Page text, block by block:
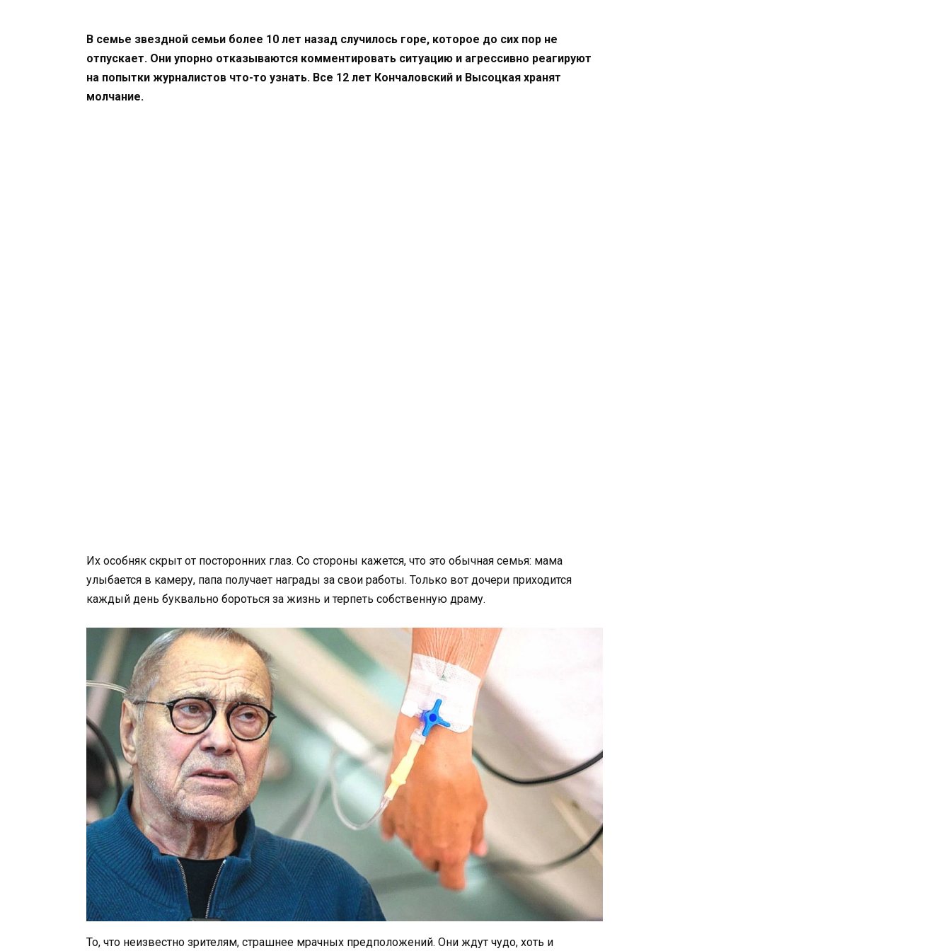
В семье звездной семьи более 10 лет назад случилось горе, которое до сих пор не
отпускает. Они упорно отказываются комментировать ситуацию и агрессивно реагируют
на попытки журналистов что-то узнать. Все 12 лет Кончаловский и Высоцкая хранят
молчание.
Их особняк скрыт от посторонних глаз. Со стороны кажется, что это обычная семья: мама
улыбается в камеру, папа получает награды за свои работы. Только вот дочери приходится
каждый день буквально бороться за жизнь и терпеть собственную драму.
То, что неизвестно зрителям, страшнее мрачных предположений. Они ждут чудо, хоть и